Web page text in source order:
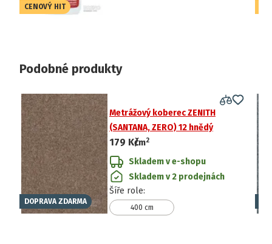
CENOVÝ HIT
Podobné produkty
DOPRAVA ZDARMA
Metrážový koberec ZENITH
(SANTANA, ZERO) 12 hnědý
179 Kč
/m2
Skladem v e-shopu
Skladem v 2 prodejnách
Šíře role:
400 cm